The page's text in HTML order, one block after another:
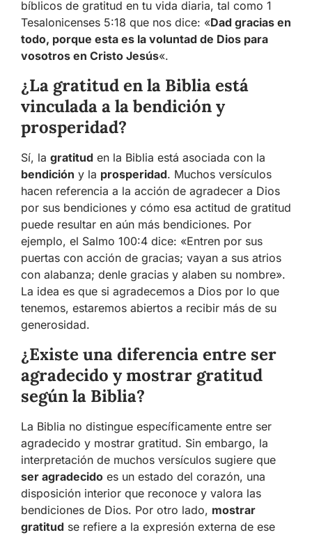
bíblicos de gratitud en tu vida diaria, tal como 1
Tesalonicenses 5:18 que nos dice: «Dad gracias en
todo, porque esta es la voluntad de Dios para
vosotros en Cristo Jesús«.
¿La gratitud en la Biblia está
vinculada a la bendición y
prosperidad?
Sí, la gratitud en la Biblia está asociada con la
bendición y la prosperidad. Muchos versículos
hacen referencia a la acción de agradecer a Dios
por sus bendiciones y cómo esa actitud de gratitud
puede resultar en aún más bendiciones. Por
ejemplo, el Salmo 100:4 dice: «Entren por sus
puertas con acción de gracias; vayan a sus atrios
con alabanza; denle gracias y alaben su nombre».
La idea es que si agradecemos a Dios por lo que
tenemos, estaremos abiertos a recibir más de su
generosidad.
¿Existe una diferencia entre ser
agradecido y mostrar gratitud
según la Biblia?
La Biblia no distingue específicamente entre ser
agradecido y mostrar gratitud. Sin embargo, la
interpretación de muchos versículos sugiere que
ser agradecido es un estado del corazón, una
disposición interior que reconoce y valora las
bendiciones de Dios. Por otro lado, mostrar
gratitud se refiere a la expresión externa de ese